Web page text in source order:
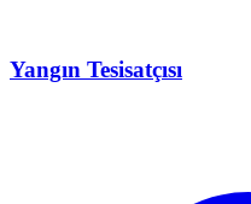
Yangın Tesisatçısı